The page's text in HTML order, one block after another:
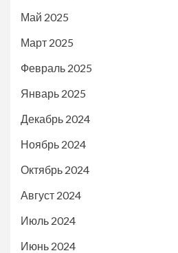
Май 2025
Март 2025
Февраль 2025
Январь 2025
Декабрь 2024
Ноябрь 2024
Октябрь 2024
Август 2024
Июль 2024
Июнь 2024